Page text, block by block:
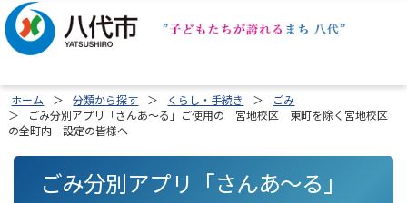
ホーム 分類から探す くらし・手続き
ごみ
ごみ分別アプリ「さんあ～る」ご使用の 宮地校区 東町を除く宮地校区
の全町内 設定の皆様へ
ごみ分別アプリ「さんあ～る」